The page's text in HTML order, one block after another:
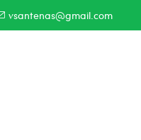
vsantenas@gmail.com